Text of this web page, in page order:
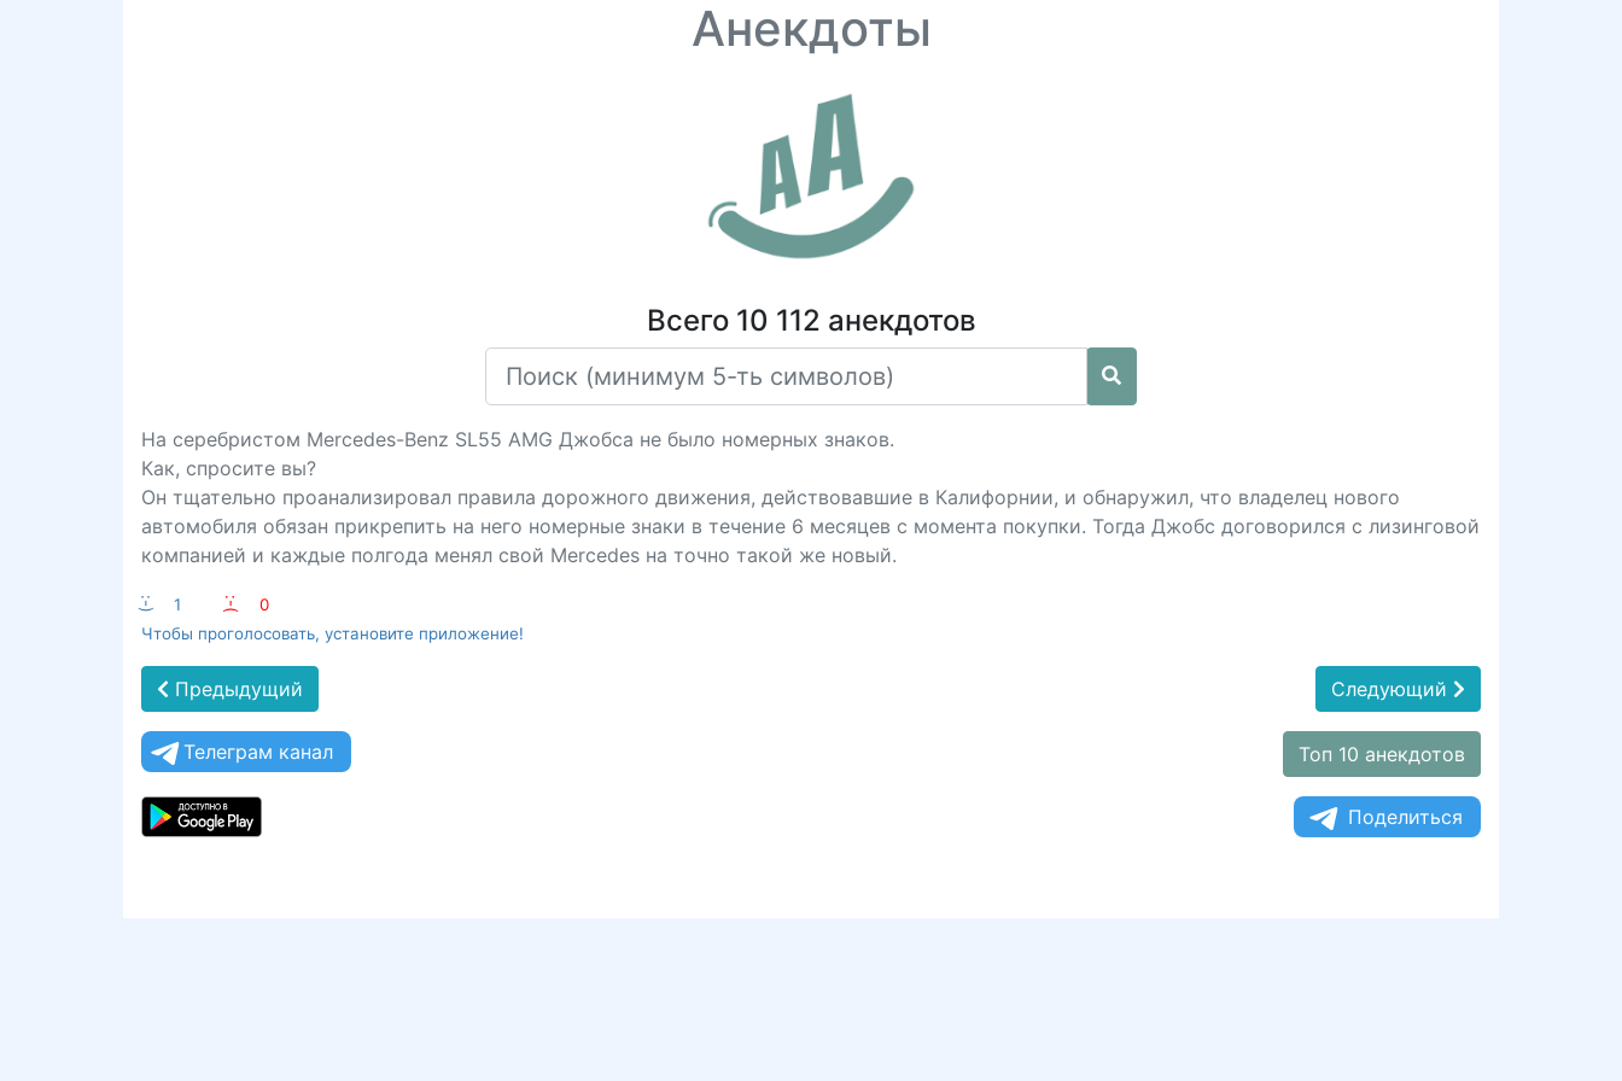
Анекдоты
Всего 10 112 анекдотов
На серебристом Mercedes-Benz SL55 AMG Джобса не было номерных знаков.
Как, спросите вы?
Он тщательно проанализировал правила дорожного движения, действовавшие в Калифорнии, и обнаружил, что владелец нового
автомобиля обязан прикрепить на него номерные знаки в течение 6 месяцев с момента покупки. Тогда Джобс договорился с лизинговой
компанией и каждые полгода менял свой Mercedes на точно такой же новый.
:-) 1 :-(
0
Чтобы проголосовать, установите приложение!
Предыдущий Следующий
Телеграм канал Топ 10 анекдотов
Поделиться